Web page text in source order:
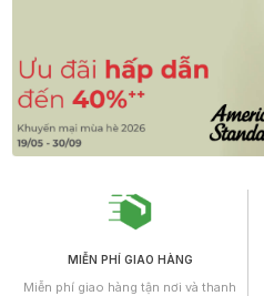
MIỄN PHÍ GIAO HÀNG
Miễn phí giao hàng tận nơi và thanh